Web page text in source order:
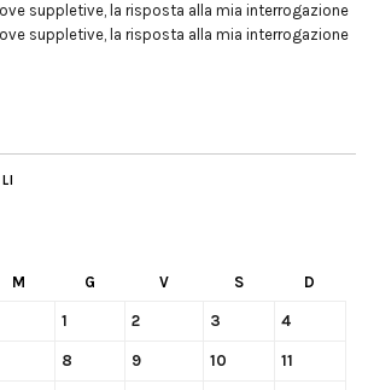
suppletive, la risposta alla mia interrogazione
suppletive, la risposta alla mia interrogazione
M G V S D
1 2 3 4
8 9 10 11